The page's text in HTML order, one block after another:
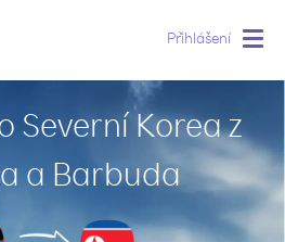
Přihlášení
Severní Korea z
a Barbuda